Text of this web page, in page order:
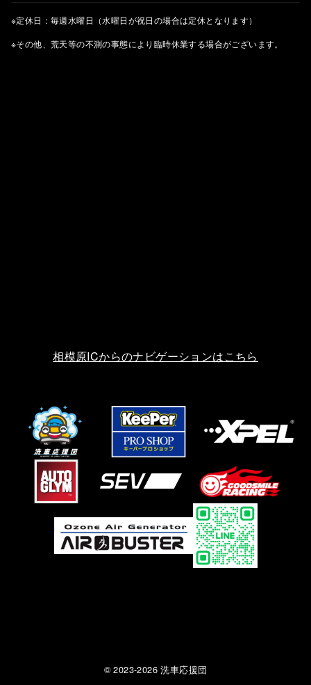
※定休日：毎週水曜日（水曜日が祝日の場合は定休となります）
※その他、荒天等の不測の事態により臨時休業する場合がございます。
相模原ICからのナビゲーションはこちら
© 2023-2026 洗車応援団